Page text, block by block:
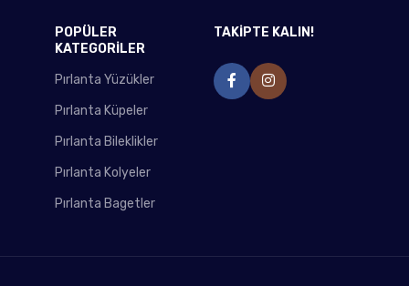
POPÜLER
KATEGORİLER
Pırlanta Yüzükler
Pırlanta Küpeler
Pırlanta Bileklikler
Pırlanta Kolyeler
Pırlanta Bagetler
TAKİPTE KALIN!